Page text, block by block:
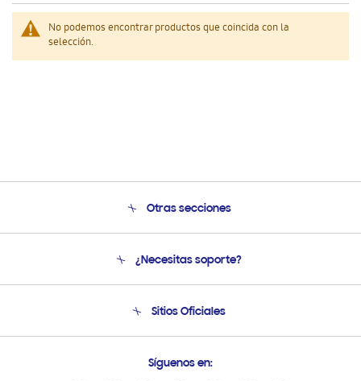
No podemos encontrar productos que coincida con la
selección.
Otras secciones
Soporte
Condiciones de Compra
¿Necesitas soporte?
Soporte vía eMail
Sitios Oficiales
Samsung Ecuador
Síguenos en: